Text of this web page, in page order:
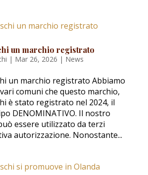
un marchio registrato
| Mar 26, 2026 | News
un marchio registrato Abbiamo
comuni che questo marchio,
è stato registrato nel 2024, il
DENOMINATIVO. Il nostro
essere utilizzato da terzi
autorizzazione. Nonostante...